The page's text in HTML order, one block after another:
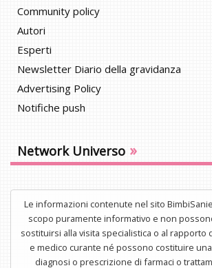
Community policy
Autori
Esperti
Newsletter Diario della gravidanza
Advertising Policy
Notifiche push
Network Universo »
Le informazioni contenute nel sito
scopo puramente informativo e non
sostituirsi alla visita specialistica o al rapporto
e medico curante né possono costituire
diagnosi o prescrizione di farmaci o